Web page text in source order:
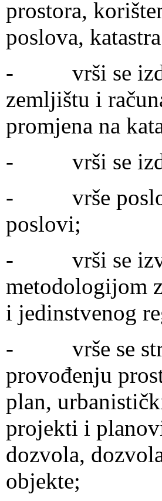
prostora,
poslova,
- vrši se
zemljištu i
promjena na
- vrši se
- vrše poslovi
poslovi;
- vrši se
metodologijom
i jedinstvenog
- vrše se
provođenju
plan,
projekti i
dozvola,
objekte;